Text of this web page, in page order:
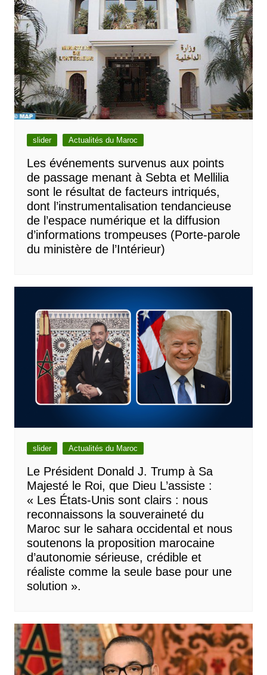
slider Actualités du Maroc
Les événements survenus aux points
de passage menant à Sebta et Mellilia
sont le résultat de facteurs intriqués,
dont l’instrumentalisation tendancieuse
de l’espace numérique et la diffusion
d’informations trompeuses (Porte-parole
du ministère de l’Intérieur)
slider Actualités du Maroc
Le Président Donald J. Trump à Sa
Majesté le Roi, que Dieu L’assiste :
« Les États-Unis sont clairs : nous
reconnaissons la souveraineté du
Maroc sur le sahara occidental et nous
soutenons la proposition marocaine
d’autonomie sérieuse, crédible et
réaliste comme la seule base pour une
solution ».